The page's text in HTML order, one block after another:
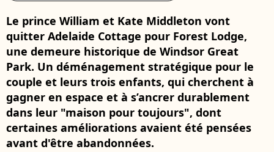
Le prince William et Kate Middleton vont
quitter Adelaide Cottage pour Forest Lodge,
une demeure historique de Windsor Great
Park. Un déménagement stratégique pour le
couple et leurs trois enfants, qui cherchent à
gagner en espace et à s’ancrer durablement
dans leur "maison pour toujours", dont
certaines améliorations avaient été pensées
avant d'être abandonnées.